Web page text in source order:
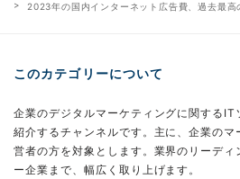
2023年の国内インターネット広告費、過去最
このカテゴリーについて
企業のデジタルマーケティングに関するIT
紹介するチャンネルです。主に、企業の
営者の方を対象とします。業界のリーディ
ー企業まで、幅広く取り上げます。